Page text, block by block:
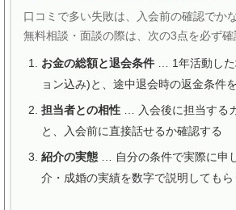
口コミで多い失敗は、入会前の確認でか
無料相談・面談の際は、次の3点を必ず確
お金の総額と退会条件… 1年活動した
ョン込み)と、途中退会時の返金条件
担当者との相性… 入会後に担当する
と、入会前に直接話せるか確認する
紹介の実態… 自分の条件で実際に申
介・成婚の実績を数字で説明してもら